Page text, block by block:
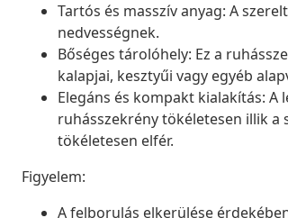
Tartós és masszív anyag: A
nedvességnek.
Bőséges tárolóhely: Ez a
kalapjai, kesztyűi vagy egyéb
Elegáns és kompakt kialakítás:
ruhásszekrény tökéletesen illik
tökéletesen elfér.
Figyelem:
A felborulás elkerülése